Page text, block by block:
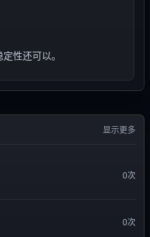
性还可以。
显示更多
0次
0次